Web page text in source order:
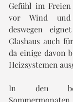
Gefühl im
vor Wind und
deswegen
Glashaus auch
da einige davon
Heizsystemen
In den